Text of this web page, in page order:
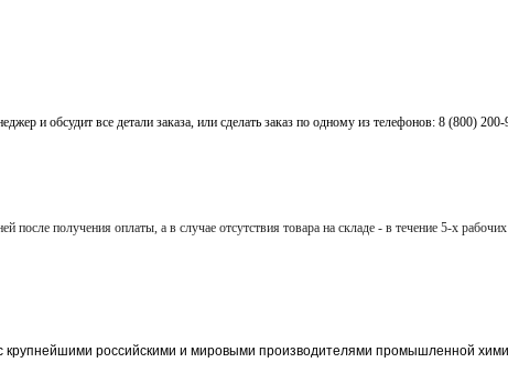
и обсудит все детали заказа, или сделать заказ по одному из телефонов: 8 (800)
после получения оплаты, а в случае отсутствия товара на складе - в течение 5-х
крупнейшими российскими и мировыми производителями промышленной